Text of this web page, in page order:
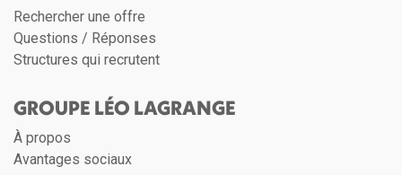
Rechercher une offre
Questions / Réponses
Structures qui recrutent
GROUPE LÉO LAGRANGE
À propos
Avantages sociaux